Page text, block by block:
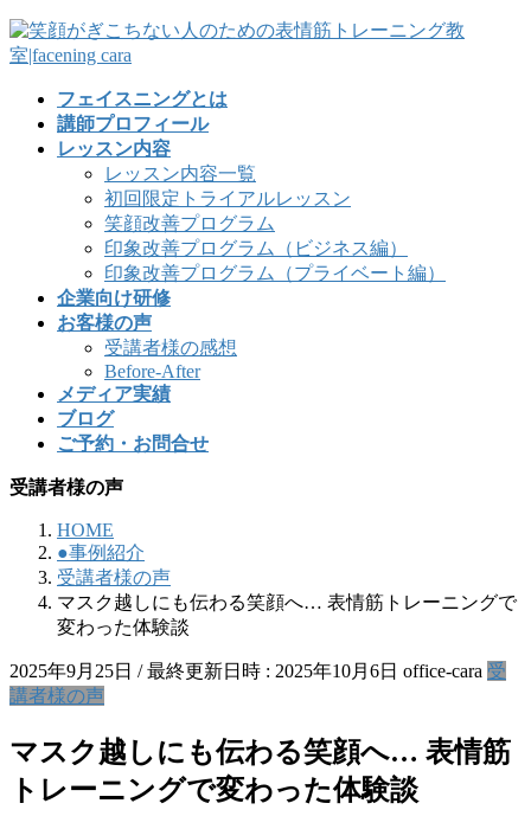
フェイスニングとは
講師プロフィール
レッスン内容
レッスン内容一覧
初回限定トライアルレッスン
笑顔改善プログラム
印象改善プログラム（ビジネス編）
印象改善プログラム（プライベート編）
企業向け研修
お客様の声
受講者様の感想
Before-After
メディア実績
ブログ
ご予約・お問合せ
受講者様の声
HOME
●事例紹介
受講者様の声
マスク越しにも伝わる笑顔へ… 表情筋トレーニングで
変わった体験談
2025年9月25日 / 最終更新日時 : 2025年10月6日 office-cara 受
講者様の声
マスク越しにも伝わる笑顔へ… 表情筋
トレーニングで変わった体験談